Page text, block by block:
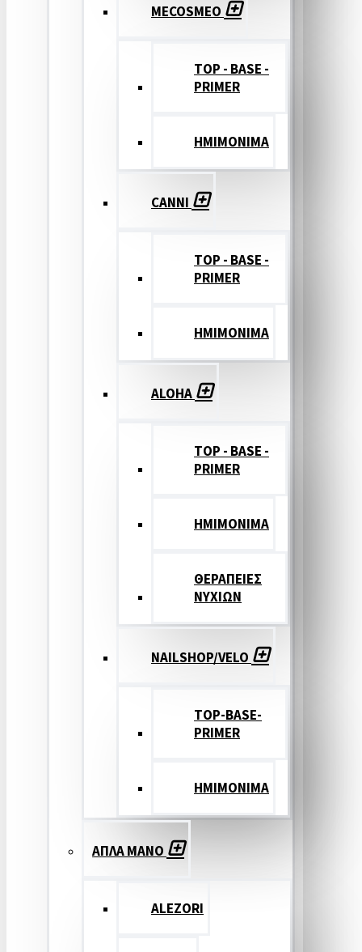
MECOSMEO
TOP - BASE -
PRIMER
ΗΜΙΜΟΝΙΜΑ
CANNI
TOP - BASE -
PRIMER
ΗΜΙΜΟΝΙΜΑ
ALOHA
TOP - BASE -
PRIMER
ΗΜΙΜΟΝΙΜΑ
ΘΕΡΑΠΕΙΕΣ
ΝΥΧΙΩΝ
NAILSHOP/VELO
TOP-BASE-
PRIMER
ΗΜΙΜΟΝΙΜΑ
ΑΠΛΑ ΜΑΝΟ
ALEZORI